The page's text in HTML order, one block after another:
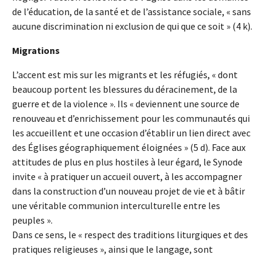
de l’éducation, de la santé et de l’assistance sociale, « sans
aucune discrimination ni exclusion de qui que ce soit » (4 k).
Migrations
L’accent est mis sur les migrants et les réfugiés, « dont
beaucoup portent les blessures du déracinement, de la
guerre et de la violence ». Ils « deviennent une source de
renouveau et d’enrichissement pour les communautés qui
les accueillent et une occasion d’établir un lien direct avec
des Églises géographiquement éloignées » (5 d). Face aux
attitudes de plus en plus hostiles à leur égard, le Synode
invite « à pratiquer un accueil ouvert, à les accompagner
dans la construction d’un nouveau projet de vie et à bâtir
une véritable communion interculturelle entre les
peuples ».
Dans ce sens, le « respect des traditions liturgiques et des
pratiques religieuses », ainsi que le langage, sont